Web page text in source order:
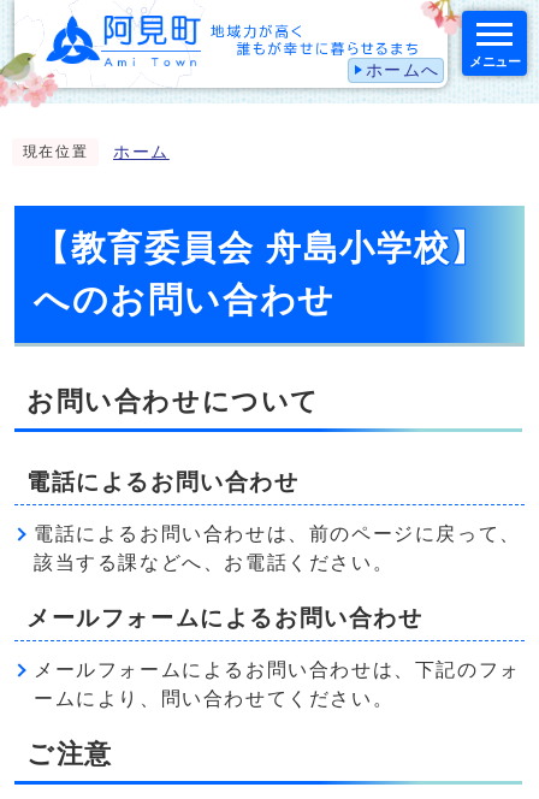
ホームへ メニュー
現在位置 ホーム
【教育委員会 舟島小学校】
へのお問い合わせ
お問い合わせについて
電話によるお問い合わせ
電話によるお問い合わせは、前のページに戻って、
該当する課などへ、お電話ください。
メールフォームによるお問い合わせ
メールフォームによるお問い合わせは、下記のフォ
ームにより、問い合わせてください。
ご注意